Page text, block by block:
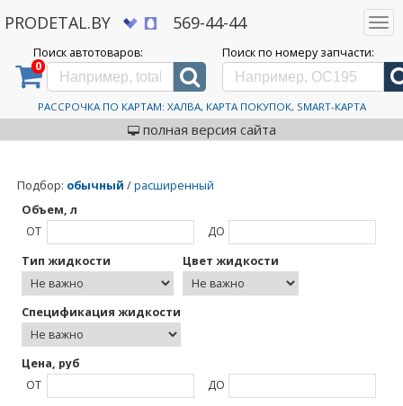
PRODETAL.BY 569-44-44
Поиск автотоваров:
0
Поиск по номеру запчасти:
РАССРОЧКА ПО КАРТАМ: ХАЛВА, КАРТА ПОКУПОК, SMART-КАРТА
полная версия сайта
Дискаунтер автозапчастей PRODETAL.BY > Каталог автотоваров > Lubratech
Lubratech
Подбор: обычный /расширенный
Объем, л
ОТ
ДО
Тип жидкости
Цвет жидкости
Спецификация жидкости
Цена, руб
ОТ
ДО